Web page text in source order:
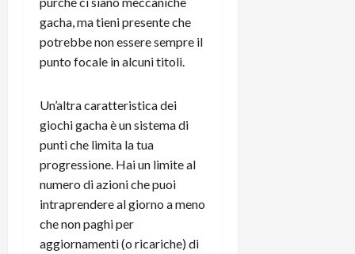
gacha, ma tieni presente che
potrebbe non essere sempre il
punto focale in alcuni titoli.
Un’altra caratteristica dei
giochi gacha è un sistema di
punti che limita la tua
progressione. Hai un limite al
numero di azioni che puoi
intraprendere al giorno a meno
che non paghi per
aggiornamenti (o ricariche) di